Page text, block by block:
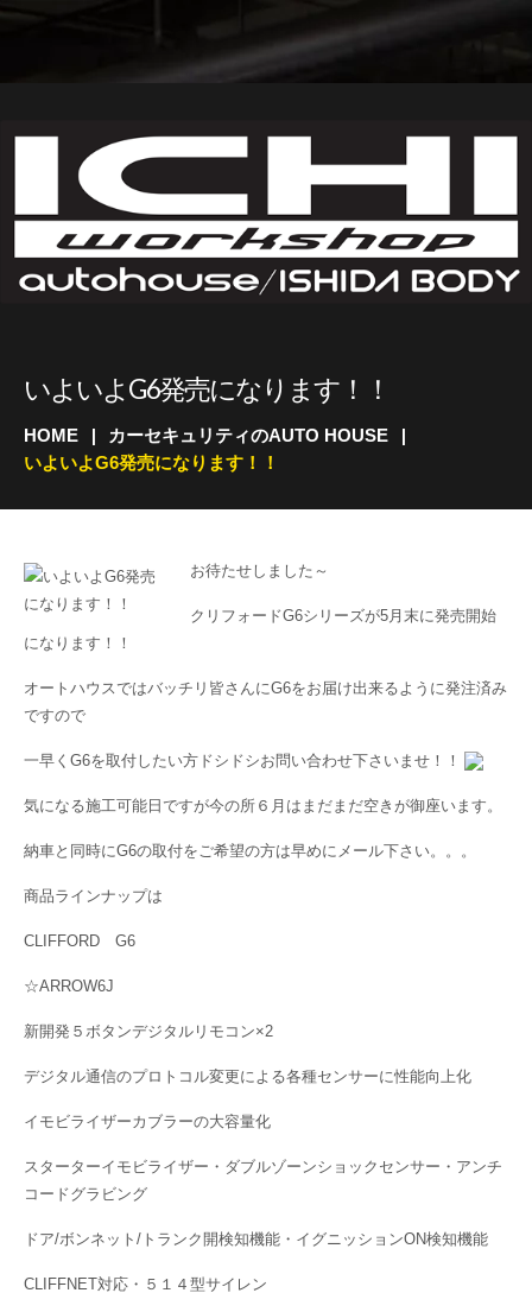
いよいよG6発売になります！！
HOME
カーセキュリティのAUTO HOUSE
いよいよG6発売になります！！
お待たせしました～
クリフォードG6シリーズが5月末に発売開始
になります！！
オートハウスではバッチリ皆さんにG6をお届け出来るように発注済み
ですので
一早くG6を取付したい方ドシドシお問い合わせ下さいませ！！
気になる施工可能日ですが今の所６月はまだまだ空きが御座います。
納車と同時にG6の取付をご希望の方は早めにメール下さい。。。
商品ラインナップは
CLIFFORD G6
☆ARROW6J
新開発５ボタンデジタルリモコン×2
デジタル通信のプロトコル変更による各種センサーに性能向上化
イモビライザーカブラーの大容量化
スターターイモビライザー・ダブルゾーンショックセンサー・アンチ
コードグラビング
ドア/ボンネット/トランク開検知機能・イグニッションON検知機能
CLIFFNET対応・５１４型サイレン